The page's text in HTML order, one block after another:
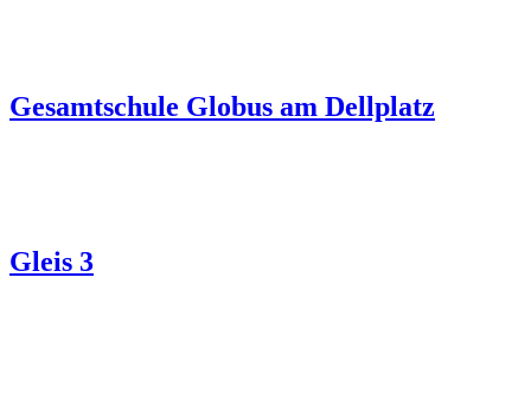
Gesamtschule Globus am Dellplatz
Gleis 3